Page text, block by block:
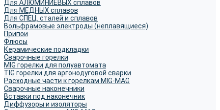
Для АЛЮМИНИЕВЫХ сплавов
Для МЕДНЫХ сплавов
Для СПЕЦ. сталей и сплавов
Вольфрамовые электроды (неплавящиеся)
Припои
Флюсы
Керамические подкладки
Сварочные горелки
MIG горелки для полуавтомата
TIG горелки для аргонодуговой сварки
Расходные части к горелкам MIG-MAG
Сварочные наконечники
Вставки под наконечник
Диффузоры и изоляторы